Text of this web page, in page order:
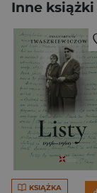
Inne książki
KSIĄŻKA